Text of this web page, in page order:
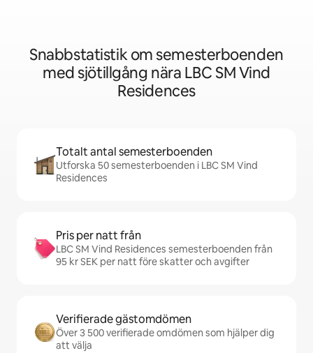
Snabbstatistik om semesterboenden
med sjötillgång nära LBC SM Vind
Residences
Totalt antal semesterboenden
Utforska 50 semesterboenden i LBC SM Vind
Residences
Pris per natt från
LBC SM Vind Residences semesterboenden från
95 kr SEK per natt före skatter och avgifter
Verifierade gästomdömen
Över 3 500 verifierade omdömen som hjälper dig
att välja